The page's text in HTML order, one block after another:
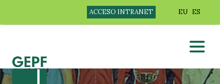
ACCESO INTRANET EU ES